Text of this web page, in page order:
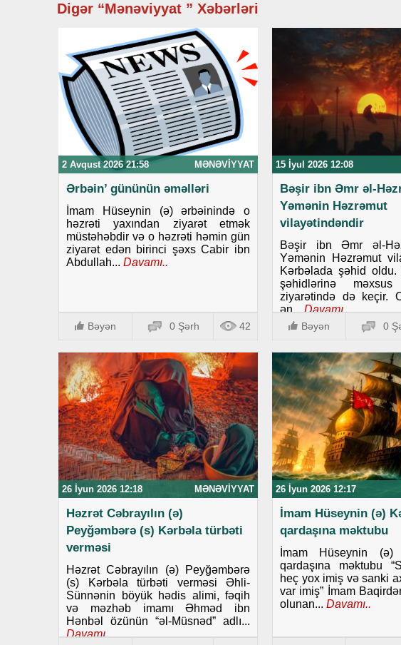
Digər “Mənəviyyat ” Xəbərləri
2 Avqust 2026 21:58 MƏNƏVIYYAT
Ərbəin’ gününün əməlləri
İmam Hüseynin (ə) ərbəinində o
həzrəti yaxından ziyarət etmək
müstəhəbdir və o həzrəti həmin gün
ziyarət edən birinci şəxs Cabir ibn
Abdullah... Davamı..
Bəyən 0 Şərh 42
15 İyul 2026 12:08
Bəşir ibn Əmr əl-
Yəmənin Həzrəmut
vilayətindəndir
Bəşir ibn Əmr əl-
Yəmənin Həzrəmut
Kərbəlada şəhid oldu.
şəhidlərinə məxsus
ziyarətində də keçir.
ən...Davamı..
Bəyən 0
26 İyun 2026 12:18 MƏNƏVIYYAT
Həzrət Cəbrayılın (ə)
Peyğəmbərə (s) Kərbəla türbəti
verməsi
Həzrət Cəbrayılın (ə) Peyğəmbərə
(s) Kərbəla türbəti verməsi Əhli-
Sünnənin böyük hədis alimi, fəqih
və məzhəb imamı Əhməd ibn
Hənbəl özünün “əl-Müsnəd” adlı...
Davamı..
26 İyun 2026 12:17
İmam Hüseynin (ə)
qardaşına məktubu
İmam Hüseynin (ə)
qardaşına məktubu
heç yox imiş və sanki
var imiş” İmam
olunan... Davamı..